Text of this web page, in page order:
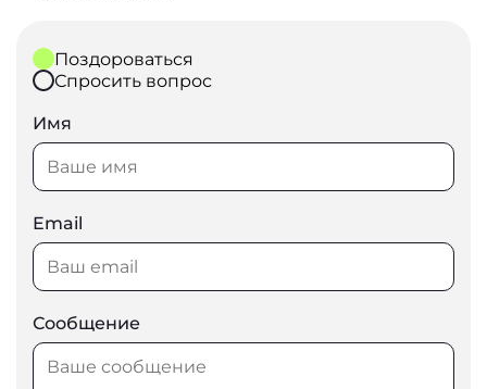
Поздороваться
Спросить вопрос
Имя
Email
Сообщение